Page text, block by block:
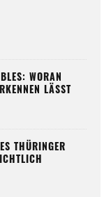
WORAN
LÄSST
THÜRINGER